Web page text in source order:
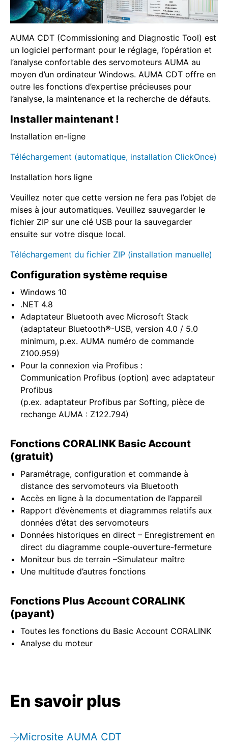
AUMA CDT (Commissioning and Diagnostic Tool) est
un logiciel performant pour le réglage, l’opération et
l’analyse confortable des servomoteurs AUMA au
moyen d’un ordinateur Windows. AUMA CDT offre en
outre les fonctions d’expertise précieuses pour
l’analyse, la maintenance et la recherche de défauts.
Installer maintenant !
Installation en-ligne
Téléchargement (automatique, installation ClickOnce)
Installation hors ligne
Veuillez noter que cette version ne fera pas l’objet de
mises à jour automatiques. Veuillez sauvegarder le
fichier ZIP sur une clé USB pour la sauvegarder
ensuite sur votre disque local.
Téléchargement du fichier ZIP (installation manuelle)
Configuration système requise
Windows 10
.NET 4.8
Adaptateur Bluetooth avec Microsoft Stack
(adaptateur Bluetooth®-USB, version 4.0 / 5.0
minimum, p.ex. AUMA numéro de commande
Z100.959)
Pour la connexion via Profibus :
Communication Profibus (option) avec adaptateur
Profibus
(p.ex. adaptateur Profibus par Softing, pièce de
rechange AUMA : Z122.794)
Fonctions CORALINK Basic Account
(gratuit)
Paramétrage, configuration et commande à
distance des servomoteurs via Bluetooth
Accès en ligne à la documentation de l’appareil
Rapport d’évènements et diagrammes relatifs aux
données d’état des servomoteurs
Données historiques en direct – Enregistrement en
direct du diagramme couple-ouverture-fermeture
Moniteur bus de terrain –Simulateur maître
Une multitude d’autres fonctions
Fonctions Plus Account CORALINK
(payant)
Toutes les fonctions du Basic Account CORALINK
Analyse du moteur
En savoir plus
Microsite AUMA CDT